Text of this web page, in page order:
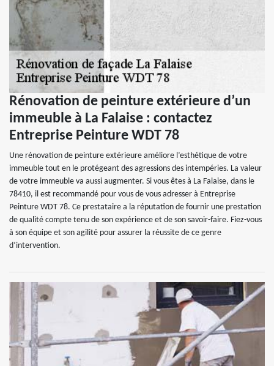
Rénovation de peinture extérieure d’un
immeuble à La Falaise : contactez
Entreprise Peinture WDT 78
Une rénovation de peinture extérieure améliore l’esthétique de votre
immeuble tout en le protégeant des agressions des intempéries. La valeur
de votre immeuble va aussi augmenter. Si vous êtes à La Falaise, dans le
78410, il est recommandé pour vous de vous adresser à Entreprise
Peinture WDT 78. Ce prestataire a la réputation de fournir une prestation
de qualité compte tenu de son expérience et de son savoir-faire. Fiez-vous
à son équipe et son agilité pour assurer la réussite de ce genre
d’intervention.